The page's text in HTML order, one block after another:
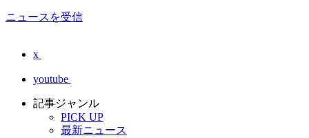
ニュースを受信
x
youtube
記事ジャンル
PICK UP
最新ニュース